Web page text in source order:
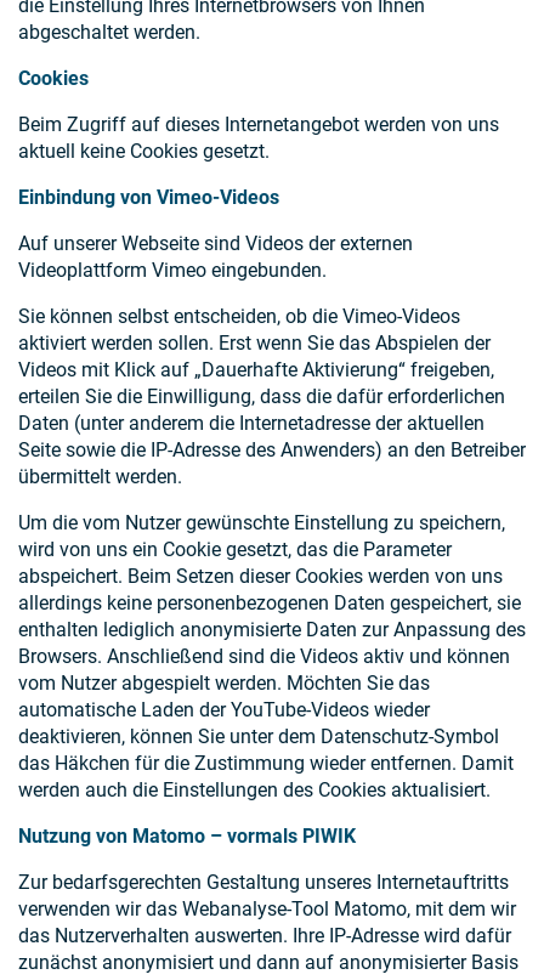
die Einstellung Ihres Internetbrowsers von Ihnen
abgeschaltet werden.
Cookies
Beim Zugriff auf dieses Internetangebot werden von uns
aktuell keine Cookies gesetzt.
Einbindung von Vimeo-Videos
Auf unserer Webseite sind Videos der externen
Videoplattform Vimeo eingebunden.
Sie können selbst entscheiden, ob die Vimeo-Videos
aktiviert werden sollen. Erst wenn Sie das Abspielen der
Videos mit Klick auf „Dauerhafte Aktivierung“ freigeben,
erteilen Sie die Einwilligung, dass die dafür erforderlichen
Daten (unter anderem die Internetadresse der aktuellen
Seite sowie die IP-Adresse des Anwenders) an den Betreiber
übermittelt werden.
Um die vom Nutzer gewünschte Einstellung zu speichern,
wird von uns ein Cookie gesetzt, das die Parameter
abspeichert. Beim Setzen dieser Cookies werden von uns
allerdings keine personenbezogenen Daten gespeichert, sie
enthalten lediglich anonymisierte Daten zur Anpassung des
Browsers. Anschließend sind die Videos aktiv und können
vom Nutzer abgespielt werden. Möchten Sie das
automatische Laden der YouTube-Videos wieder
deaktivieren, können Sie unter dem Datenschutz-Symbol
das Häkchen für die Zustimmung wieder entfernen. Damit
werden auch die Einstellungen des Cookies aktualisiert.
Nutzung von Matomo – vormals PIWIK
Zur bedarfsgerechten Gestaltung unseres Internetauftritts
verwenden wir das Webanalyse-Tool Matomo, mit dem wir
das Nutzerverhalten auswerten. Ihre IP-Adresse wird dafür
zunächst anonymisiert und dann auf anonymisierter Basis